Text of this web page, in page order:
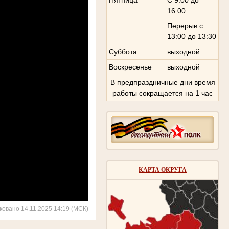
16:00
Перерыв с
13:00 до 13:30
Суббота
выходной
Воскресенье
выходной
В предпраздничные дни время
работы сокращается на 1 час
КАРТА ОКРУГА
14.11.2025 14:19 (МСК)